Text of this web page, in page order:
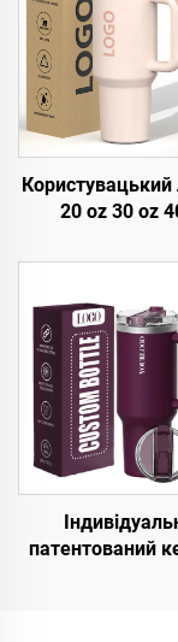
Користувацький
20 oz 30 oz
подвійні стіни
кавовий келих
oz 40 oz
ручкою
патентований